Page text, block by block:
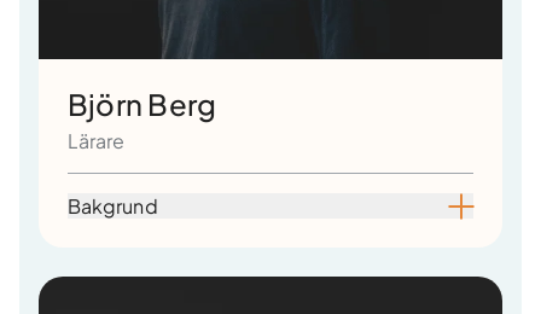
Björn Berg
Lärare
Bakgrund